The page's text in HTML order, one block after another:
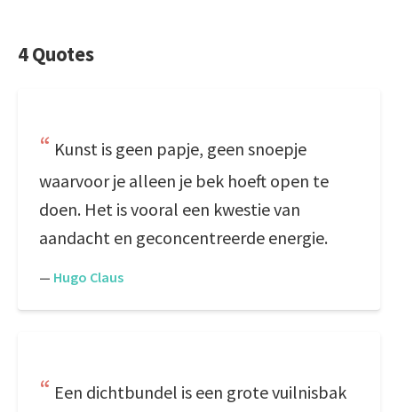
4 Quotes
Kunst is geen papje, geen snoepje
waarvoor je alleen je bek hoeft open te
doen. Het is vooral een kwestie van
aandacht en geconcentreerde energie.
— Hugo Claus
Een dichtbundel is een grote vuilnisbak